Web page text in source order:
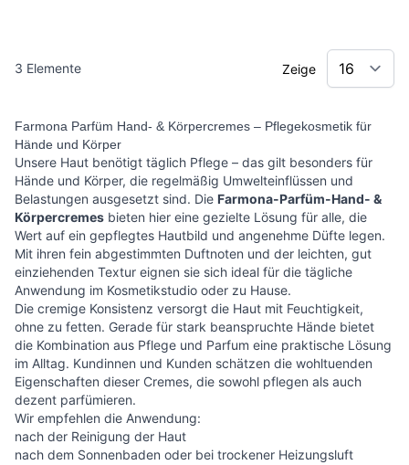
3 Elemente Zeige
Farmona Parfüm Hand- & Körpercremes – Pflegekosmetik für
Hände und Körper
Unsere Haut benötigt täglich Pflege – das gilt besonders für
Hände und Körper, die regelmäßig Umwelteinflüssen und
Belastungen ausgesetzt sind. Die Farmona-Parfüm-Hand- &
Körpercremes bieten hier eine gezielte Lösung für alle, die
Wert auf ein gepflegtes Hautbild und angenehme Düfte legen.
Mit ihren fein abgestimmten Duftnoten und der leichten, gut
einziehenden Textur eignen sie sich ideal für die tägliche
Anwendung im Kosmetikstudio oder zu Hause.
Die cremige Konsistenz versorgt die Haut mit Feuchtigkeit,
ohne zu fetten. Gerade für stark beanspruchte Hände bietet
die Kombination aus Pflege und Parfum eine praktische Lösung
im Alltag. Kundinnen und Kunden schätzen die wohltuenden
Eigenschaften dieser Cremes, die sowohl pflegen als auch
dezent parfümieren.
Wir empfehlen die Anwendung:
nach der Reinigung der Haut
nach dem Sonnenbaden oder bei trockener Heizungsluft